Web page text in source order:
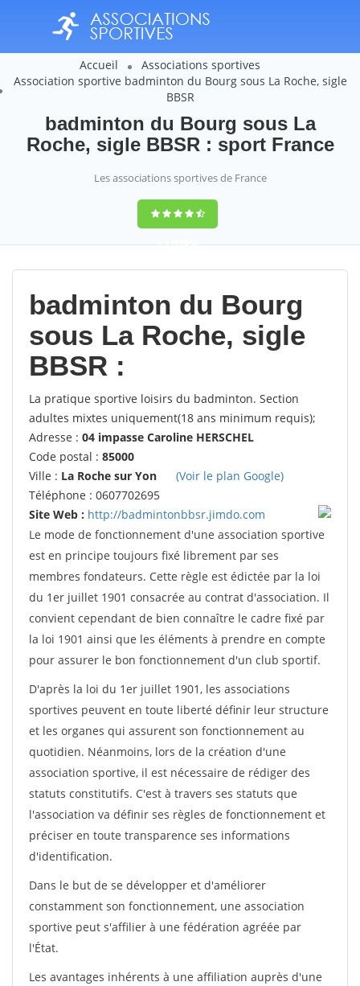
Accueil
Associations sportives
Association sportive badminton du Bourg sous La Roche, sigle
BBSR
badminton du Bourg sous La
Roche, sigle BBSR : sport France
Les associations sportives de France
9,4(100%)
14358votes
badminton du Bourg
sous La Roche, sigle
BBSR :
La pratique sportive loisirs du badminton. Section
adultes mixtes uniquement(18 ans minimum requis);
Adresse : 04 impasse Caroline HERSCHEL
Code postal : 85000
Ville : La Roche sur Yon
(Voir le plan Google)
Téléphone : 0607702695
Site Web : http://badmintonbbsr.jimdo.com
Le mode de fonctionnement d'une association sportive
est en principe toujours fixé librement par ses
membres fondateurs. Cette règle est édictée par la loi
du 1er juillet 1901 consacrée au contrat d'association. Il
convient cependant de bien connaître le cadre fixé par
la loi 1901 ainsi que les éléments à prendre en compte
pour assurer le bon fonctionnement d'un club sportif.
D'après la loi du 1er juillet 1901, les associations
sportives peuvent en toute liberté définir leur structure
et les organes qui assurent son fonctionnement au
quotidien. Néanmoins, lors de la création d'une
association sportive, il est nécessaire de rédiger des
statuts constitutifs. C'est à travers ses statuts que
l'association va définir ses règles de fonctionnement et
préciser en toute transparence ses informations
d'identification.
Dans le but de se développer et d'améliorer
constamment son fonctionnement, une association
sportive peut s'affilier à une fédération agréée par
l'État.
Les avantages inhérents à une affiliation auprès d'une